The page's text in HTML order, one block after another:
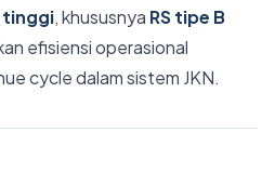
tinggi, khususnya RS tipe B
efisiensi operasional
cycle dalam sistem JKN.